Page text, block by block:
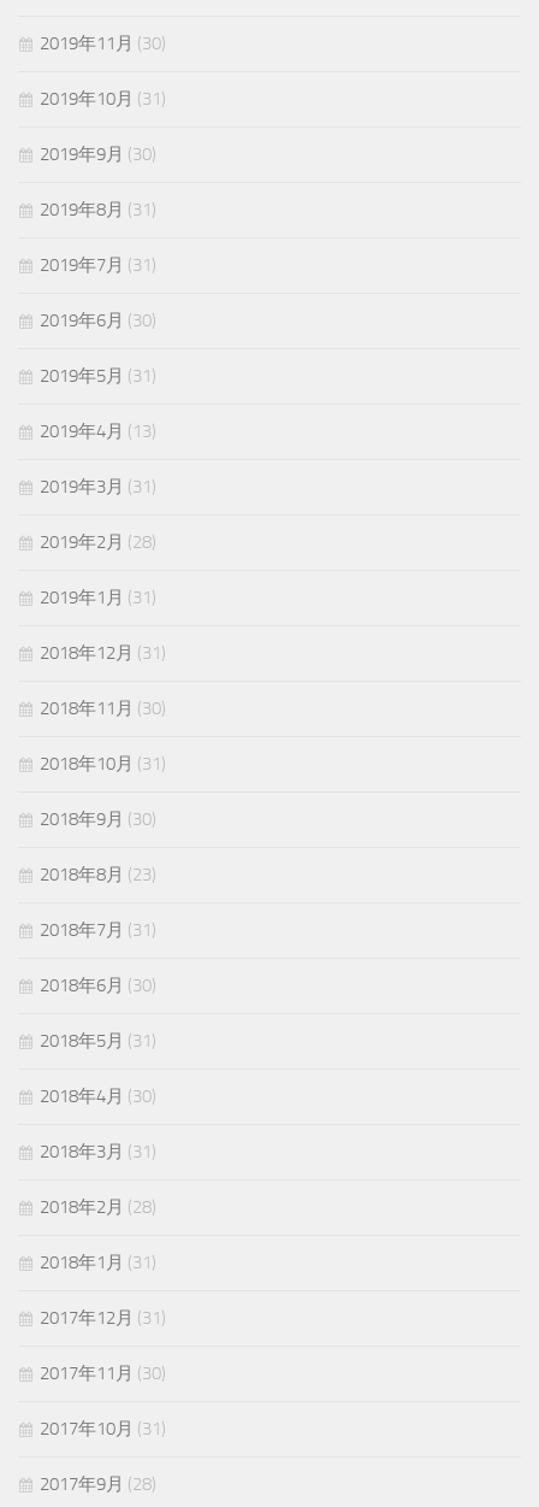
2019年11月 (30)
2019年10月 (31)
2019年9月 (30)
2019年8月 (31)
2019年7月 (31)
2019年6月 (30)
2019年5月 (31)
2019年4月 (13)
2019年3月 (31)
2019年2月 (28)
2019年1月 (31)
2018年12月 (31)
2018年11月 (30)
2018年10月 (31)
2018年9月 (30)
2018年8月 (23)
2018年7月 (31)
2018年6月 (30)
2018年5月 (31)
2018年4月 (30)
2018年3月 (31)
2018年2月 (28)
2018年1月 (31)
2017年12月 (31)
2017年11月 (30)
2017年10月 (31)
2017年9月 (28)